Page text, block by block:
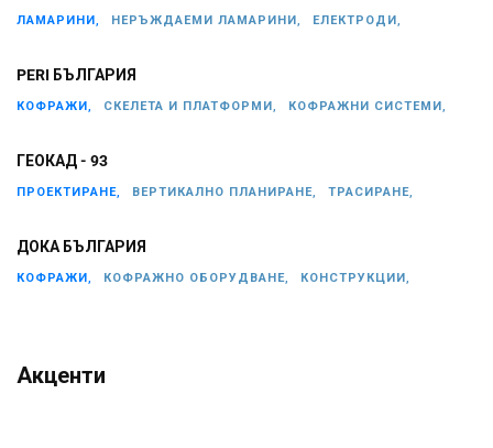
ЛАМАРИНИ, НЕРЪЖДАЕМИ ЛАМАРИНИ, ЕЛЕКТРОДИ,
PERI БЪЛГАРИЯ
КОФРАЖИ, СКЕЛЕТА И ПЛАТФОРМИ, КОФРАЖНИ СИСТЕМИ,
ГЕОКАД - 93
ПРОЕКТИРАНЕ, ВЕРТИКАЛНО ПЛАНИРАНЕ, ТРАСИРАНЕ,
ДОКА БЪЛГАРИЯ
КОФРАЖИ, КОФРАЖНО ОБОРУДВАНЕ, КОНСТРУКЦИИ,
Акценти